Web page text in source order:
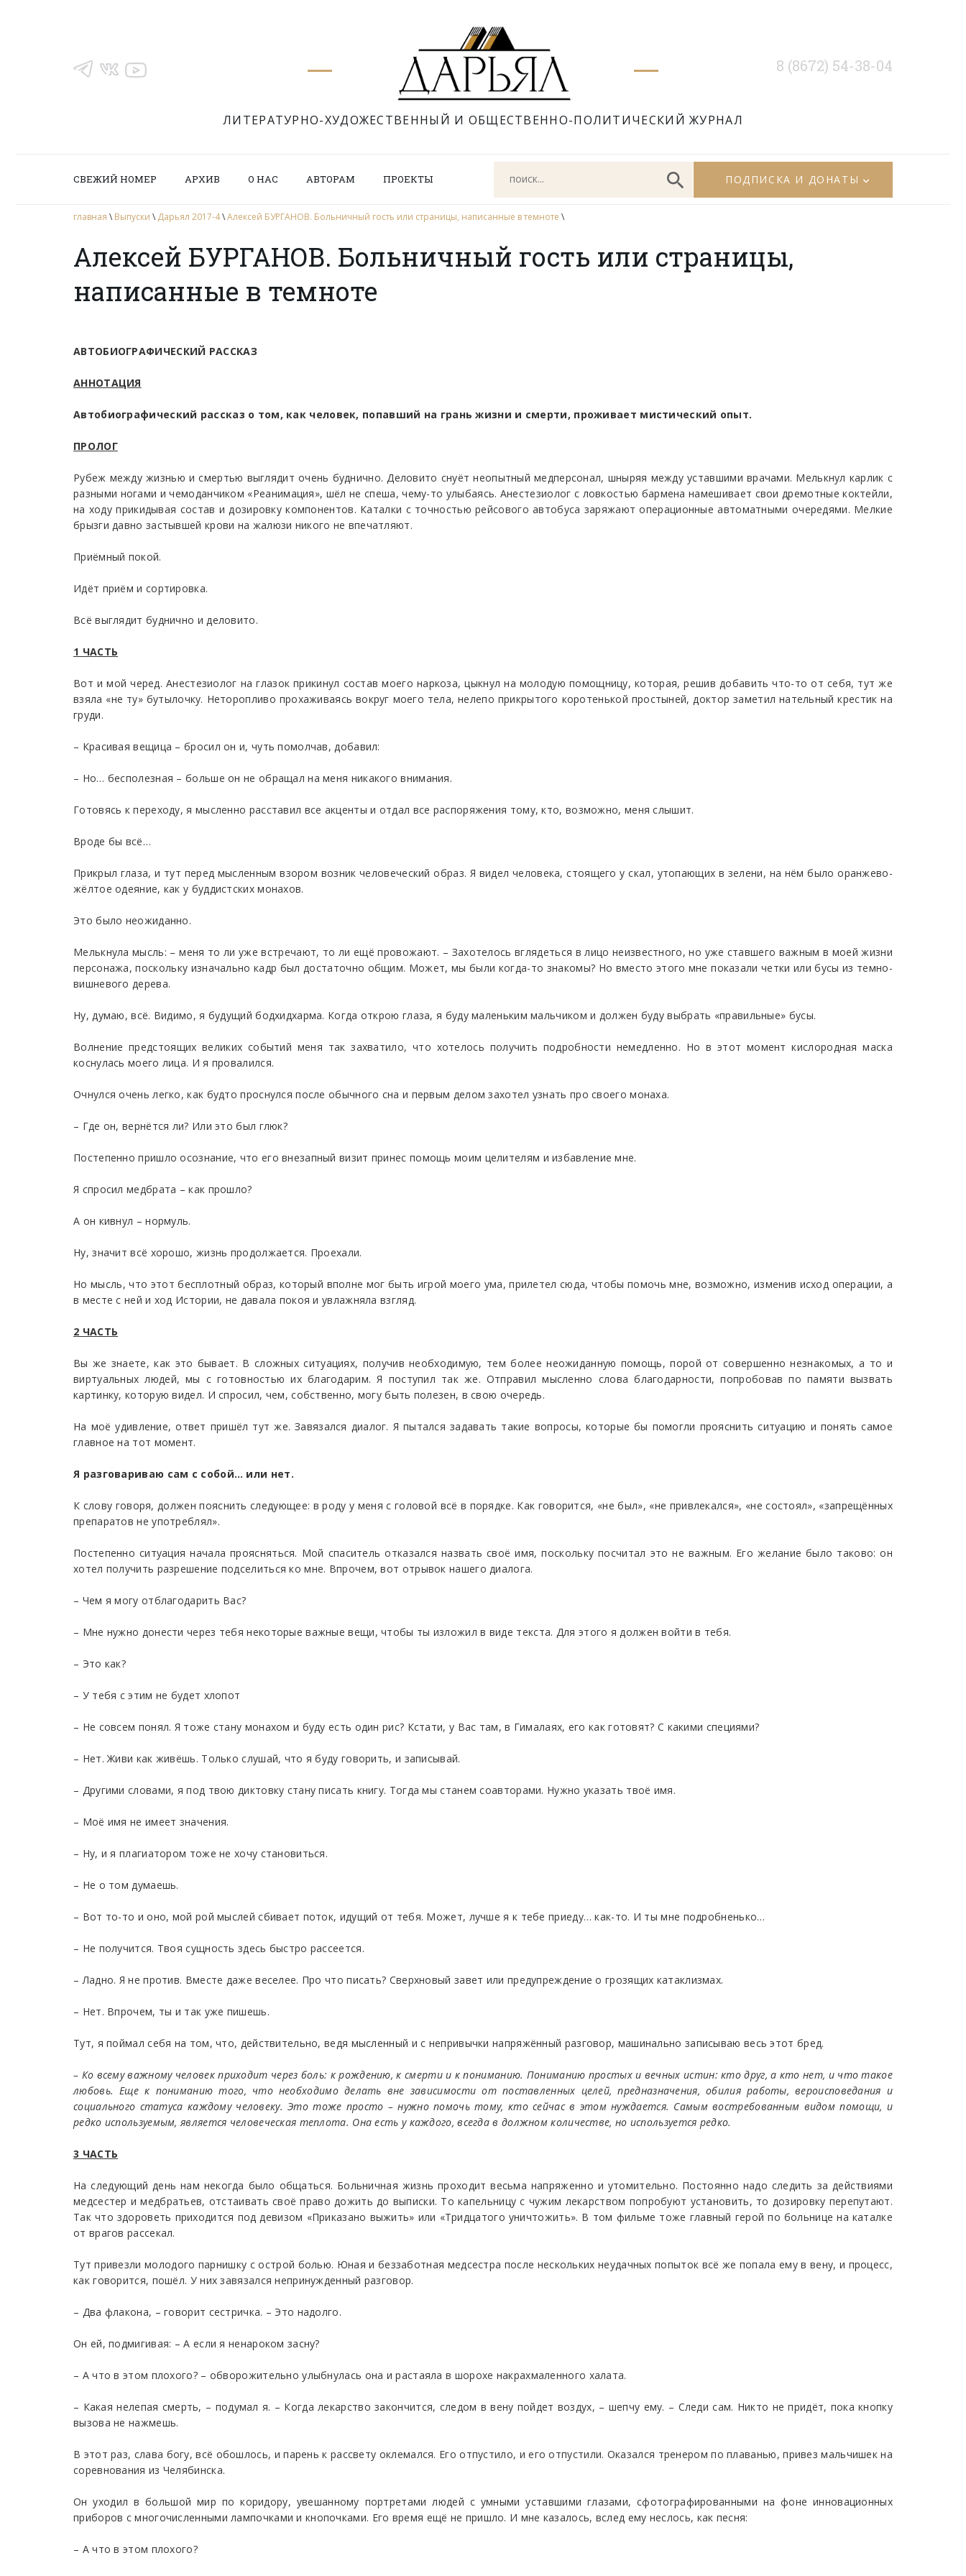
ЛИТЕРАТУРНО-ХУДОЖЕСТВЕННЫЙ И ОБЩЕСТВЕННО-ПОЛИТИЧЕСКИЙ ЖУРНАЛ
8 (8672) 54-38-04
СВЕЖИЙ НОМЕР АРХИВ О НАС АВТОРАМ ПРОЕКТЫ ПОДПИСКА И ДОНАТЫ
главная \ Выпуски \ Дарьял 2017-4\Алексей БУРГАНОВ. Больничный гость или страницы, написанные в темноте \
Алексей БУРГАНОВ. Больничный гость или страницы,
написанные в темноте
АВТОБИОГРАФИЧЕСКИЙ РАССКАЗ
АННОТАЦИЯ
Автобиографический рассказ о том, как человек, попавший на грань жизни и смерти, проживает мистический опыт.
ПРОЛОГ
Рубеж между жизнью и смертью выглядит очень буднично. Деловито снуёт неопытный медперсонал, шныряя между уставшими врачами. Мелькнул карлик с
разными ногами и чемоданчиком «Реанимация», шёл не спеша, чему-то улыбаясь. Анестезиолог с ловкостью бармена намешивает свои дремотные коктейли,
на ходу прикидывая состав и дозировку компонентов. Каталки с точностью рейсового автобуса заряжают операционные автоматными очередями. Мелкие
брызги давно застывшей крови на жалюзи никого не впечатляют.
Приёмный покой.
Идёт приём и сортировка.
Всё выглядит буднично и деловито.
1 ЧАСТЬ
Вот и мой черед. Анестезиолог на глазок прикинул состав моего наркоза, цыкнул на молодую помощницу, которая, решив добавить что-то от себя, тут же
взяла «не ту» бутылочку. Неторопливо прохаживаясь вокруг моего тела, нелепо прикрытого коротенькой простыней, доктор заметил нательный крестик на
груди.
– Красивая вещица – бросил он и, чуть помолчав, добавил:
– Но… бесполезная – больше он не обращал на меня никакого внимания.
Готовясь к переходу, я мысленно расставил все акценты и отдал все распоряжения тому, кто, возможно, меня слышит.
Вроде бы всё…
Прикрыл глаза, и тут перед мысленным взором возник человеческий образ. Я видел человека, стоящего у скал, утопающих в зелени, на нём было оранжево-
жёлтое одеяние, как у буддистских монахов.
Это было неожиданно.
Мелькнула мысль: – меня то ли уже встречают, то ли ещё провожают. – Захотелось вглядеться в лицо неизвестного, но уже ставшего важным в моей жизни
персонажа, поскольку изначально кадр был достаточно общим. Может, мы были когда-то знакомы? Но вместо этого мне показали четки или бусы из темно-
вишневого дерева.
Ну, думаю, всё. Видимо, я будущий бодхидхарма. Когда открою глаза, я буду маленьким мальчиком и должен буду выбрать «правильные» бусы.
Волнение предстоящих великих событий меня так захватило, что хотелось получить подробности немедленно. Но в этот момент кислородная маска
коснулась моего лица. И я провалился.
Очнулся очень легко, как будто проснулся после обычного сна и первым делом захотел узнать про своего монаха.
– Где он, вернётся ли? Или это был глюк?
Постепенно пришло осознание, что его внезапный визит принес помощь моим целителям и избавление мне.
Я спросил медбрата – как прошло?
А он кивнул – нормуль.
Ну, значит всё хорошо, жизнь продолжается. Проехали.
Но мысль, что этот бесплотный образ, который вполне мог быть игрой моего ума, прилетел сюда, чтобы помочь мне, возможно, изменив исход операции, а
в месте с ней и ход Истории, не давала покоя и увлажняла взгляд.
2 ЧАСТЬ
Вы же знаете, как это бывает. В сложных ситуациях, получив необходимую, тем более неожиданную помощь, порой от совершенно незнакомых, а то и
виртуальных людей, мы с готовностью их благодарим. Я поступил так же. Отправил мысленно слова благодарности, попробовав по памяти вызвать
картинку, которую видел. И спросил, чем, собственно, могу быть полезен, в свою очередь.
На моё удивление, ответ пришёл тут же. Завязался диалог. Я пытался задавать такие вопросы, которые бы помогли прояснить ситуацию и понять самое
главное на тот момент.
Я разговариваю сам с собой… или нет.
К слову говоря, должен пояснить следующее: в роду у меня с головой всё в порядке. Как говорится, «не был», «не привлекался», «не состоял», «запрещённых
препаратов не употреблял».
Постепенно ситуация начала проясняться. Мой спаситель отказался назвать своё имя, поскольку посчитал это не важным. Его желание было таково: он
хотел получить разрешение подселиться ко мне. Впрочем, вот отрывок нашего диалога.
– Чем я могу отблагодарить Вас?
– Мне нужно донести через тебя некоторые важные вещи, чтобы ты изложил в виде текста. Для этого я должен войти в тебя.
– Это как?
– У тебя с этим не будет хлопот
– Не совсем понял. Я тоже стану монахом и буду есть один рис? Кстати, у Вас там, в Гималаях, его как готовят? С какими специями?
– Нет. Живи как живёшь. Только слушай, что я буду говорить, и записывай.
– Другими словами, я под твою диктовку стану писать книгу. Тогда мы станем соавторами. Нужно указать твоё имя.
– Моё имя не имеет значения.
– Ну, и я плагиатором тоже не хочу становиться.
– Не о том думаешь.
– Вот то-то и оно, мой рой мыслей сбивает поток, идущий от тебя. Может, лучше я к тебе приеду… как-то. И ты мне подробненько…
– Не получится. Твоя сущность здесь быстро рассеется.
– Ладно. Я не против. Вместе даже веселее. Про что писать? Сверхновый завет или предупреждение о грозящих катаклизмах.
– Нет. Впрочем, ты и так уже пишешь.
Тут, я поймал себя на том, что, действительно, ведя мысленный и с непривычки напряжённый разговор, машинально записываю весь этот бред.
– Ко всему важному человек приходит через боль: к рождению, к смерти и к пониманию. Пониманию простых и вечных истин: кто друг, а кто нет, и что такое
любовь. Еще к пониманию того, что необходимо делать вне зависимости от поставленных целей, предназначения, обилия работы, вероисповедания и
социального статуса каждому человеку. Это тоже просто – нужно помочь тому, кто сейчас в этом нуждается. Самым востребованным видом помощи, и
редко используемым, является человеческая теплота. Она есть у каждого, всегда в должном количестве, но используется редко.
3 ЧАСТЬ
На следующий день нам некогда было общаться. Больничная жизнь проходит весьма напряженно и утомительно. Постоянно надо следить за действиями
медсестер и медбратьев, отстаивать своё право дожить до выписки. То капельницу с чужим лекарством попробуют установить, то дозировку перепутают.
Так что здороветь приходится под девизом «Приказано выжить» или «Тридцатого уничтожить». В том фильме тоже главный герой по больнице на каталке
от врагов рассекал.
Тут привезли молодого парнишку с острой болью. Юная и беззаботная медсестра после нескольких неудачных попыток всё же попала ему в вену, и процесс,
как говорится, пошёл. У них завязался непринужденный разговор.
– Два флакона, – говорит сестричка. – Это надолго.
Он ей, подмигивая: – А если я ненароком засну?
– А что в этом плохого? – обворожительно улыбнулась она и растаяла в шорохе накрахмаленного халата.
– Какая нелепая смерть, – подумал я. – Когда лекарство закончится, следом в вену пойдет воздух, – шепчу ему. – Следи сам. Никто не придёт, пока кнопку
вызова не нажмешь.
В этот раз, слава богу, всё обошлось, и парень к рассвету оклемался. Его отпустило, и его отпустили. Оказался тренером по плаванью, привез мальчишек на
соревнования из Челябинска.
Он уходил в большой мир по коридору, увешанному портретами людей с умными уставшими глазами, сфотографированными на фоне инновационных
приборов с многочисленными лампочками и кнопочками. Его время ещё не пришло. И мне казалось, вслед ему неслось, как песня:
– А что в этом плохого?